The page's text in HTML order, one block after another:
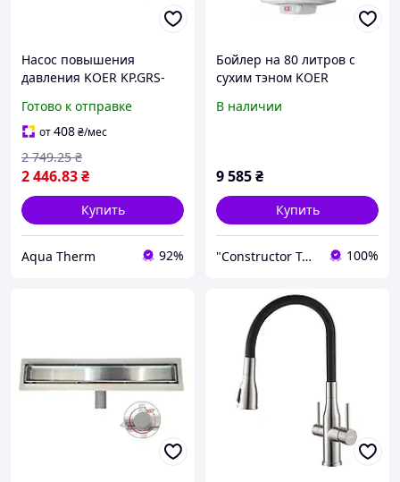
Насос повышения
давления KOER KP.GRS-
Готово к отправке
от408₴/мес
2 446.83₴
2 749.25 ₴
Купить
Aqua Therm 92%
Бойлер на 80 литров с
сухим тэном KOER
Водонагреватель для
В наличии
9 585₴
Купить
"Constructor Tepla" Конструктор Тепла 100%